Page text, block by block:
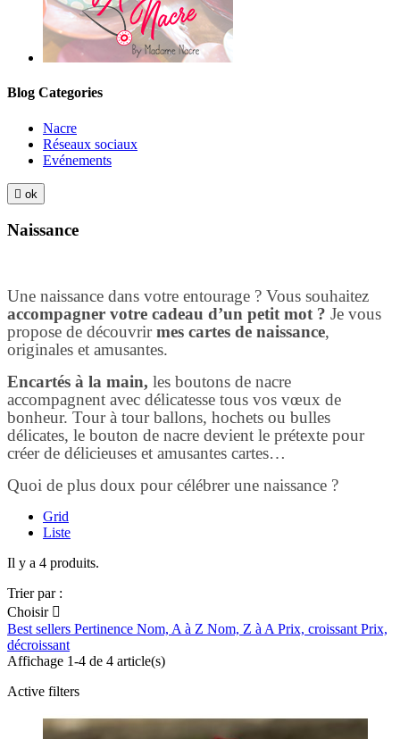
Blog Categories
Nacre
Réseaux sociaux
Evénements
 ok
Naissance
Une naissance dans votre entourage ? Vous souhaitez
accompagner votre cadeau d’un petit mot ? Je vous
propose de découvrirmes cartes de naissance,
originales et amusantes.
Encartés à la main, les boutons de nacre
accompagnent avec délicatesse tous vos vœux de
bonheur. Tour à tour ballons, hochets ou bulles
délicates, le bouton de nacre devient le prétexte pour
créer de délicieuses et amusantes cartes…
Quoi de plus doux pour célébrer une naissance ?
Grid
Liste
Il y a 4 produits.
Trier par :
Choisir 
Best sellers Pertinence Nom, A à Z Nom, Z à A Prix, croissant Prix,
décroissant
Affichage 1-4 de 4 article(s)
Active filters